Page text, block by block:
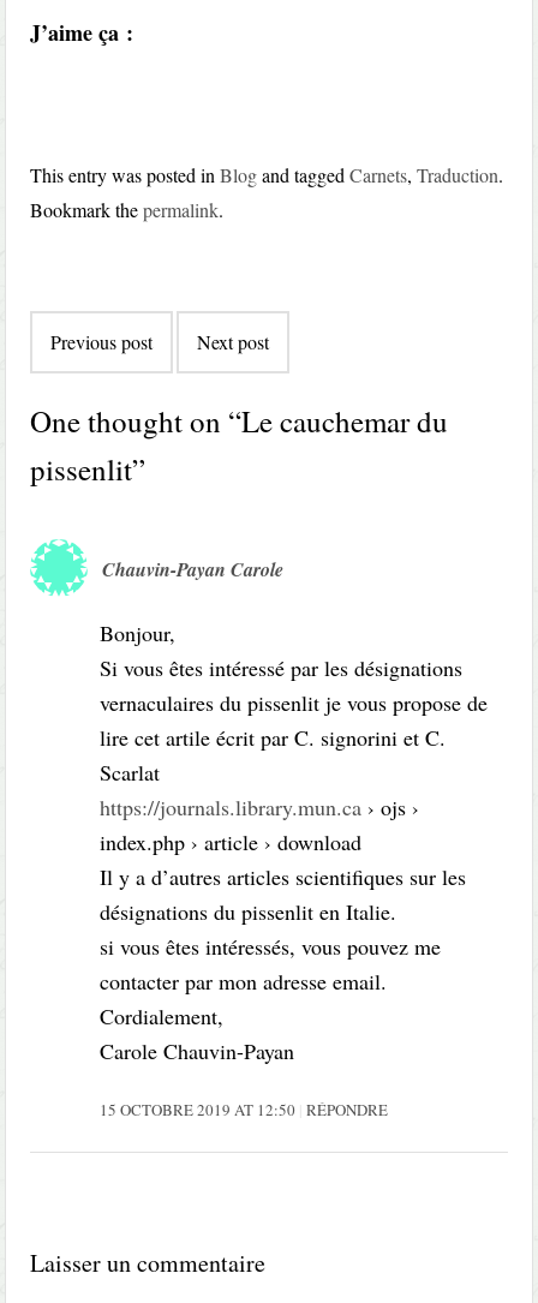
J’aime ça :
This entry was posted inBlogand taggedCarnets,Traduction.
Bookmark thepermalink.
navigation
Previous post Next post
One thought on “Le cauchemar du
pissenlit”
Chauvin-Payan Carole
Bonjour,
Si vous êtes intéressé par les désignations
vernaculaires du pissenlit je vous propose de
lire cet artile écrit par C. signorini et C.
Scarlat
https://journals.library.mun.ca › ojs ›
index.php › article › download
Il y a d’autres articles scientifiques sur les
désignations du pissenlit en Italie.
si vous êtes intéressés, vous pouvez me
contacter par mon adresse email.
Cordialement,
Carole Chauvin-Payan
15 OCTOBRE 2019 AT 12:50 RÉPONDRE
Laisser un commentaire